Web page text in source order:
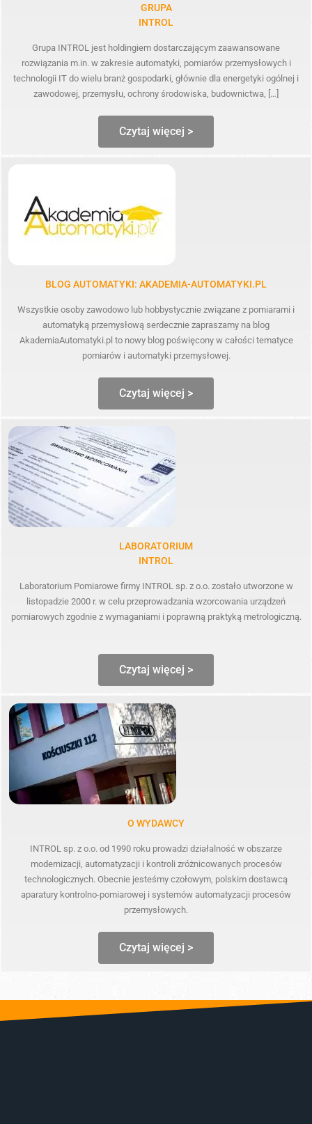
GRUPA
INTROL
Grupa INTROL jest holdingiem dostarczającym zaawansowane
rozwiązania m.in. w zakresie automatyki, pomiarów przemysłowych i
technologii IT do wielu branż gospodarki, głównie dla energetyki ogólnej i
zawodowej, przemysłu, ochrony środowiska, budownictwa, […]
Czytaj więcej >
BLOG AUTOMATYKI: AKADEMIA-AUTOMATYKI.PL
Wszystkie osoby zawodowo lub hobbystycznie związane z pomiarami i
automatyką przemysłową serdecznie zapraszamy na blog
AkademiaAutomatyki.pl to nowy blog poświęcony w całości tematyce
pomiarów i automatyki przemysłowej.
Czytaj więcej >
LABORATORIUM
INTROL
Laboratorium Pomiarowe firmy INTROL sp. z o.o. zostało utworzone w
listopadzie 2000 r. w celu przeprowadzania wzorcowania urządzeń
pomiarowych zgodnie z wymaganiami i poprawną praktyką metrologiczną.
Czytaj więcej >
O WYDAWCY
INTROL sp. z o.o. od 1990 roku prowadzi działalność w obszarze
modernizacji, automatyzacji i kontroli zróżnicowanych procesów
technologicznych. Obecnie jesteśmy czołowym, polskim dostawcą
aparatury kontrolno-pomiarowej i systemów automatyzacji procesów
przemysłowych.
Czytaj więcej >